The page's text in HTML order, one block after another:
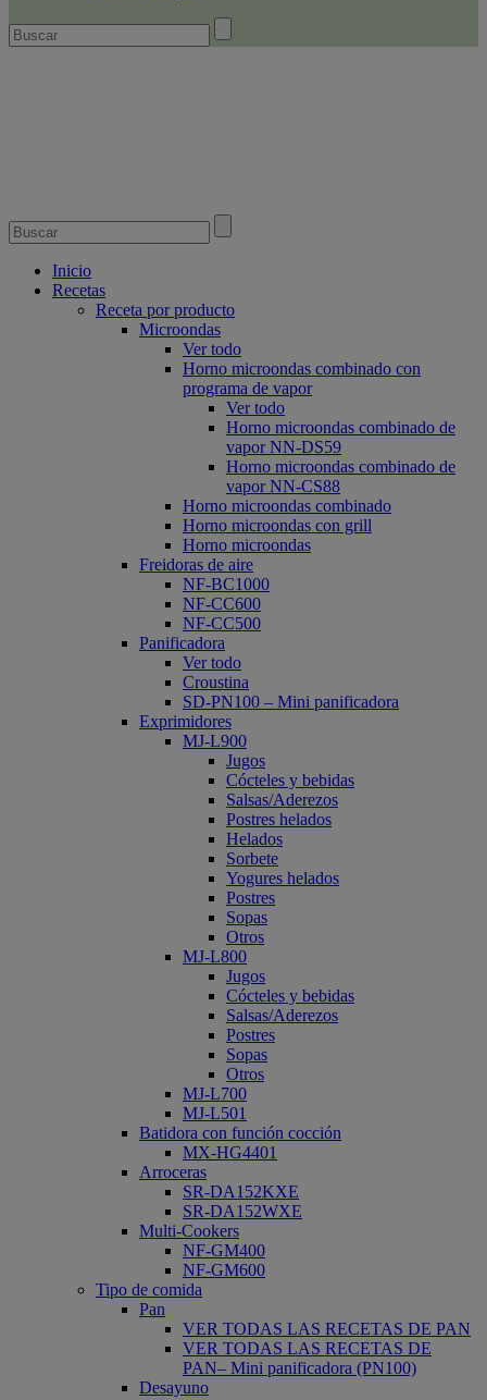
Inicio
Recetas
Receta por producto
Microondas
Ver todo
Horno microondas combinado con
programa de vapor
Ver todo
Horno microondas combinado de
vapor NN-DS59
Horno microondas combinado de
vapor NN-CS88
Horno microondas combinado
Horno microondas con grill
Horno microondas
Freidoras de aire
NF-BC1000
NF-CC600
NF-CC500
Panificadora
Ver todo
Croustina
SD-PN100 – Mini panificadora
Exprimidores
MJ-L900
Jugos
Cócteles y bebidas
Salsas/Aderezos
Postres helados
Helados
Sorbete
Yogures helados
Postres
Sopas
Otros
MJ-L800
Jugos
Cócteles y bebidas
Salsas/Aderezos
Postres
Sopas
Otros
MJ-L700
MJ-L501
Batidora con función cocción
MX-HG4401
Arroceras
SR-DA152KXE
SR-DA152WXE
Multi-Cookers
NF-GM400
NF-GM600
Tipo de comida
Pan
VER TODAS LAS RECETAS DE PAN
VER TODAS LAS RECETAS DE
PAN– Mini panificadora (PN100)
Desayuno